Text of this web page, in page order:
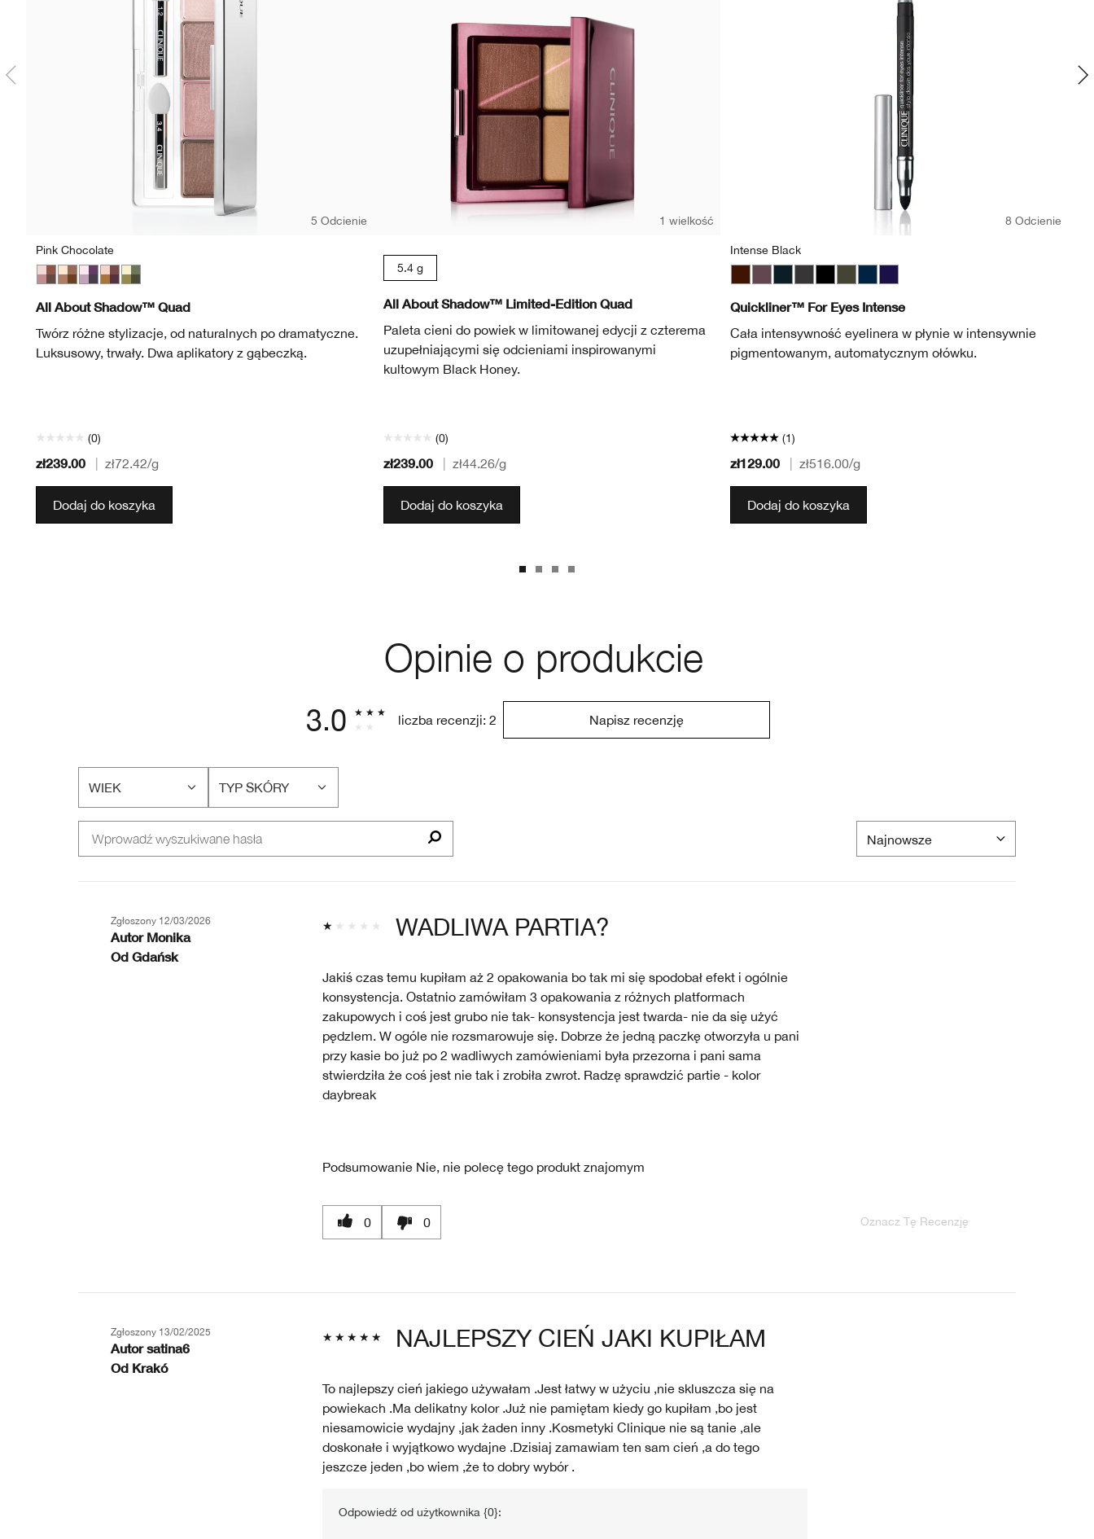
5 Odcienie
Pink Chocolate
All About Shadow™ Quad
Twórz różne stylizacje, od naturalnych po dramatyczne.
Luksusowy, trwały. Dwa aplikatory z gąbeczką.
(0)
zł239.00 zł72.42/g
Dodaj do koszyka
1 wielkość
5.4 g
All About Shadow™ Limited-Edition Quad
Paleta cieni do powiek w limitowanej edycji z czterema
uzupełniającymi się odcieniami inspirowanymi
kultowym Black Honey.
(0)
zł239.00 zł44.26/g
Dodaj do koszyka
8 Odcienie
Intense Black
Quickliner™ For Eyes Intense
Cała intensywność eyelinera w płynie w intensywnie
pigmentowanym, automatycznym ołówku.
(1)
zł129.00 zł516.00/g
Dodaj do koszyka
Opinie o produkcie
3.0 liczba recenzji: 2 Napisz recenzję
WIEK
FILTRUJ
WIEK
TYP SKÓRY
FILTRUJ
TYP
WADLIWA PARTIA?
Zgłoszony 12/03/2026
Autor Monika
Od Gdańsk
Jakiś czas temu kupiłam aż 2 opakowania bo tak mi się spodobał efekt i ogólnie
konsystencja. Ostatnio zamówiłam 3 opakowania z różnych platformach
zakupowych i coś jest grubo nie tak- konsystencja jest twarda- nie da się użyć
pędzlem. W ogóle nie rozsmarowuje się. Dobrze że jedną paczkę otworzyła u pani
przy kasie bo już po 2 wadliwych zamówieniami była przezorna i pani sama
stwierdziła że coś jest nie tak i zrobiła zwrot. Radzę sprawdzić partie - kolor
daybreak
Podsumowanie Nie, nie polecę tego produkt znajomym
0 0 Oznacz Tę Recenzję
NAJLEPSZY CIEŃ JAKI KUPIŁAM
Zgłoszony 13/02/2025
Autor satina6
Od Krakó
To najlepszy cień jakiego używałam .Jest łatwy w użyciu ,nie skluszcza się na
powiekach .Ma delikatny kolor .Już nie pamiętam kiedy go kupiłam ,bo jest
niesamowicie wydajny ,jak żaden inny .Kosmetyki Clinique nie są tanie ,ale
doskonałe i wyjątkowo wydajne .Dzisiaj zamawiam ten sam cień ,a do tego
jeszcze jeden ,bo wiem ,że to dobry wybór .
Odpowiedź od użytkownika {0}: